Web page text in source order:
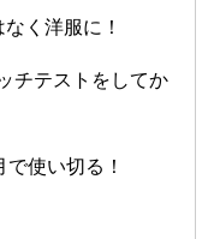
く洋服に！
チテストをしてか
使い切る！